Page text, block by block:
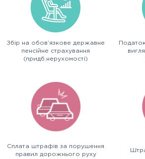
Збір на обов’язкове державне
пенсійне страхування
(придб.нерухомості)
Сплата штрафів за порушення
правил дорожнього руху